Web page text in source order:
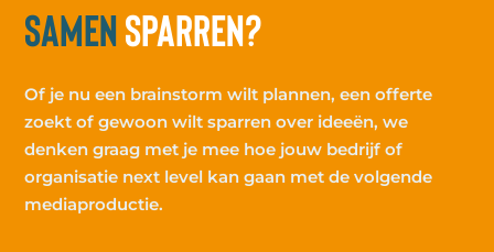
Samensparren?
Of je nu een brainstorm wilt plannen, een offerte
zoekt of gewoon wilt sparren over ideeën, we
denken graag met je mee hoe jouw bedrijf of
organisatie next level kan gaan met de volgende
mediaproductie.